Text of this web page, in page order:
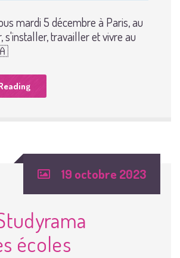
mardi 5 décembre à Paris, au
s'installer, travailler et vivre au
19 octobre 2023
écoles